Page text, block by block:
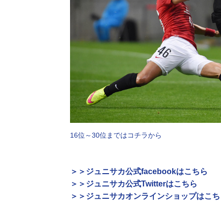
16位～30位まではコチラから
＞＞ジュニサカ公式facebookはこちら
＞＞ジュニサカ公式Twitterはこちら
＞＞ジュニサカオンラインショップはこ